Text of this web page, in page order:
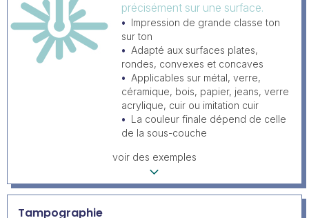
précisément sur une surface.
Impression de grande classe ton
sur ton
Adapté aux surfaces plates,
rondes, convexes et concaves
Applicables sur métal, verre,
céramique, bois, papier, jeans, verre
acrylique, cuir ou imitation cuir
La couleur finale dépend de celle
de la sous-couche
voir des exemples
Tampographie